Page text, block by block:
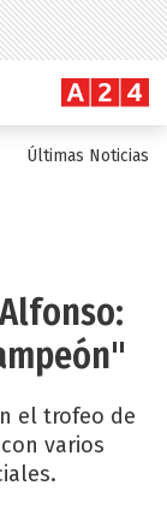
Últimas Noticias
el trofeo de
varios